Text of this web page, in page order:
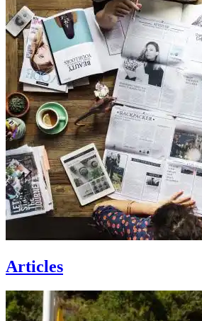
Articles